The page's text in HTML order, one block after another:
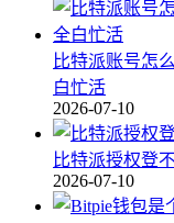
比特派账号怎
白忙活
2026-07-10
比特派授权登
2026-07-10